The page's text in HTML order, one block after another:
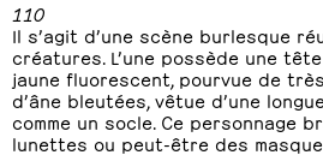
110
Il s’agit d’une scène burlesque
créatures. L’une possède une
jaune fluorescent, pourvue de
d’âne bleutées, vêtue d’une
comme un socle. Ce personnage
lunettes ou peut-être des